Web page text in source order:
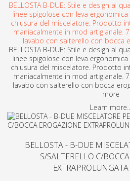
BELLOSTA B-DUE: Stile e design al
linee spigolose con leva
chiusura del miscelatore. Prodotto
maniacalmente in mod artigianale.
lavabo con salterello con bocca
BELLOSTA B-DUE: Stile e design al
linee spigolose con leva
chiusura del miscelatore. Prodotto
maniacalmente in mod artigianale.
lavabo con salterello con bocca
more
Learn
BELLOSTA - B-DUE
S/SALTERELLO C/